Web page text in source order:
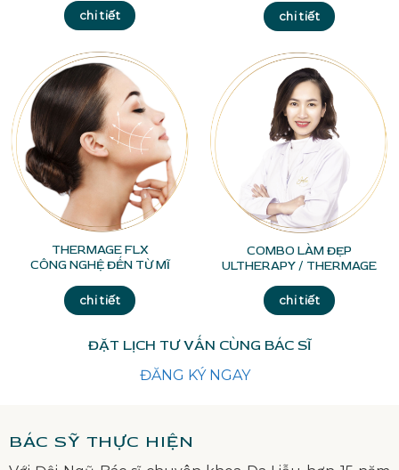
chi tiết chi tiết
THERMAGE FLX
CÔNG NGHỆ ĐẾN TỪ MĨ
chi tiết
COMBO LÀM ĐẸP
ULTHERAPY / THERMAGE
chi tiết
ĐẶT LỊCH TƯ VẤN CÙNG BÁC SĨ
ĐĂNG KÝ NGAY
BÁC SỸ THỰC HIỆN